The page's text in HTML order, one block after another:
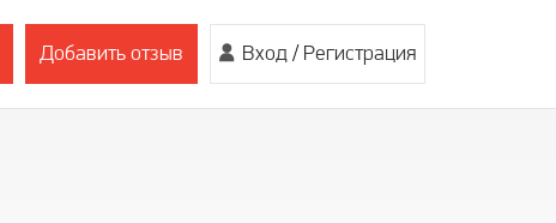
Добавить отзыв Вход/ Регистрация